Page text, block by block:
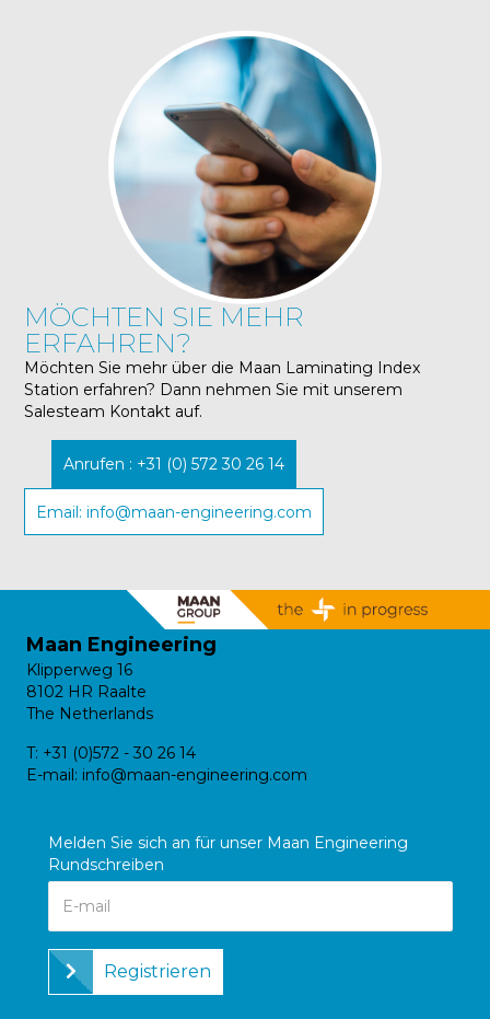
MÖCHTEN SIE MEHR
ERFAHREN?
Möchten Sie mehr über die Maan Laminating Index
Station erfahren? Dann nehmen Sie mit unserem
Salesteam Kontakt auf.
Anrufen : +31 (0) 572 30 26 14
Email: info@maan-engineering.com
Maan Engineering
Klipperweg 16
8102 HR Raalte
The Netherlands
T: +31 (0)572 - 30 26 14
E-mail: info@maan-engineering.com
Melden Sie sich an für unser Maan Engineering
Rundschreiben
Registrieren